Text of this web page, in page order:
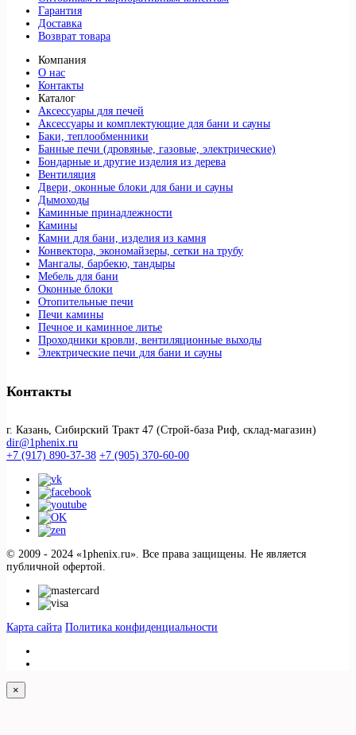
Гарантия
Доставка
Возврат товара
Компания
О нас
Контакты
Каталог
Аксессуары для печей
Аксессуары и комплектующие для бани и сауны
Баки, теплообменники
Банные печи (дровяные, газовые, электрические)
Бондарные и другие изделия из дерева
Вентиляция
Двери, оконные блоки для бани и сауны
Дымоходы
Каминные принадлежности
Камины
Камни для бани, изделия из камня
Конвектора, экономайзеры, сетки на трубу
Мангалы, барбекю, тандыры
Мебель для бани
Оконные блоки
Отопительные печи
Печи камины
Печное и каминное литье
Проходники кровли, вeнтиляционные выходы
Электрические печи для бани и сауны
Контакты
г. Казань, Сибирский Тракт 47 (Строй-база Риф, склад-магазин)
dir@1phenix.ru
+7 (917) 890-37-38 +7 (905) 370-60-00
© 2009 - 2024 «1phenix.ru». Все права защищены. Не является
публичной офертой.
Карта сайта Политика конфиденциальности
×